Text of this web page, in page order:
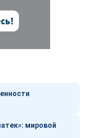
мировой